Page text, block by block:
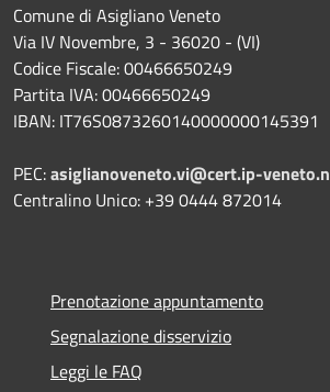
Comune di Asigliano Veneto
Via IV Novembre, 3 - 36020 - (VI)
Codice Fiscale: 00466650249
Partita IVA: 00466650249
IBAN: IT76S0873260140000000145391
PEC:asiglianoveneto.vi@cert.ip-
Centralino Unico: +39 0444 872014
Prenotazione appuntamento
Segnalazione disservizio
Leggi le FAQ